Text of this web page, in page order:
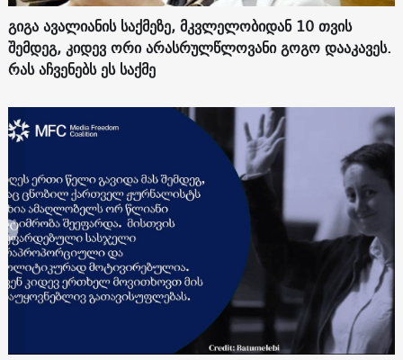
გიგა ავალიანის საქმეზე, მკვლელობიდან 10 თვის
შემდეგ, კიდევ ორი არასრულწლოვანი გოგო დააკავეს.
რას აჩვენებს ეს საქმე